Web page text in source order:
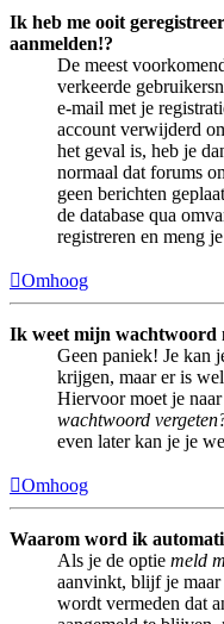
Ik heb me ooit
aanmelden!?
De meest
verkeerde
e-mail met je
account verwijderd
het geval is, heb je
normaal dat forums
geen berichten
de database qua
registreren en meng
Omhoog
Ik weet mijn wachtwoord
Geen paniek! Je kan
krijgen, maar er is
Hiervoor moet je
wachtwoord
even later kan je je
Omhoog
Waarom word ik
Als je de optie meld
aanvinkt, blijf je maar
wordt vermeden dat